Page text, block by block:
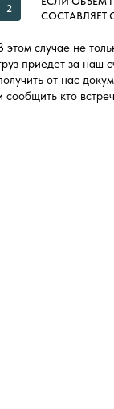
этом случае не
приедет за наш
от нас
сообщить кто
2
СОСТАВЛЯЕТ